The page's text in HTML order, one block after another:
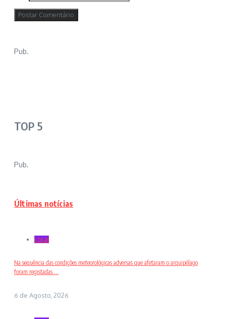
Pub.
TOP 5
Pub.
Últimas notícias
Local
Na sequência das condições meteorológicas adversas que afetaram o arquipélago
foram registadas ...
6 de Agosto, 2026